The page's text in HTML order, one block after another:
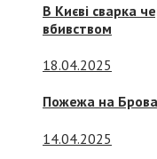
В Києві сварка
вбивством
18.04.2025
Пожежа на
14.04.2025